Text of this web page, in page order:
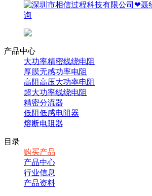
产品中心
大功率精密线绕电阻
厚膜无感功率电阻
高阻高压大功率电阻
超大功率线绕电阻
精密分流器
低阻低感电阻器
熔断电阻器
目录
购买产品
产品中心
行业信息
产品资料